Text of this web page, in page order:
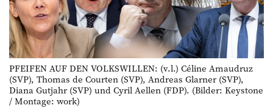
PFEIFEN AUF DEN VOLKSWILLEN: (v.l.) Céline Amaudruz
(SVP), Thomas de Courten (SVP), Andreas Glarner (SVP),
Diana Gutjahr (SVP) und Cyril Aellen (FDP). (Bilder: Keystone
/ Montage: work)